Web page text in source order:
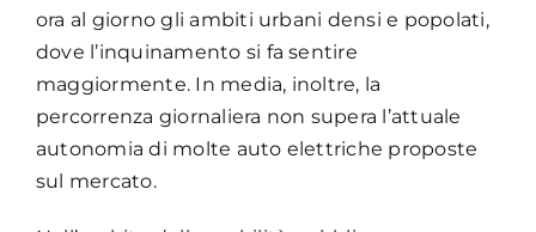
ora al giorno gli ambiti urbani densi e popolati,
dove l’inquinamento si fa sentire
maggiormente. In media, inoltre, la
percorrenza giornaliera non supera l’attuale
autonomia di molte auto elettriche proposte
sul mercato.